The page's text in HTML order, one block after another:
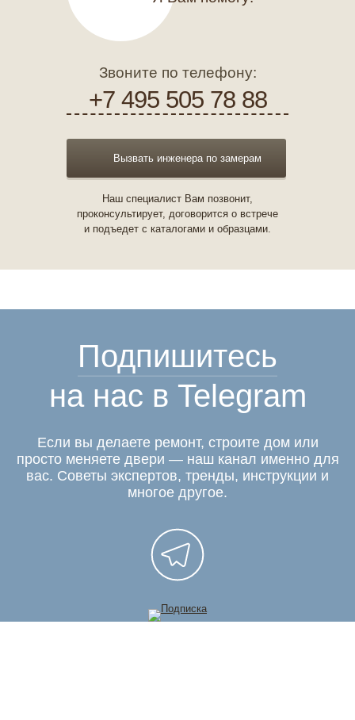
Звоните по телефону:
+7 495 505 78 88
Вызвать инженера по замерам
Наш специалист Вам позвонит,
проконсультирует, договорится о встрече
и подъедет с каталогами и образцами.
Подпишитесь
на нас в Telegram
Если вы делаете ремонт, строите дом или
просто меняете двери — наш канал именно для
вас. Советы экспертов, тренды, инструкции и
многое другое.